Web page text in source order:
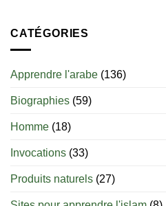
:
CATÉGORIES
Apprendre l'arabe (136)
Biographies (59)
Homme (18)
Invocations (33)
Produits naturels (27)